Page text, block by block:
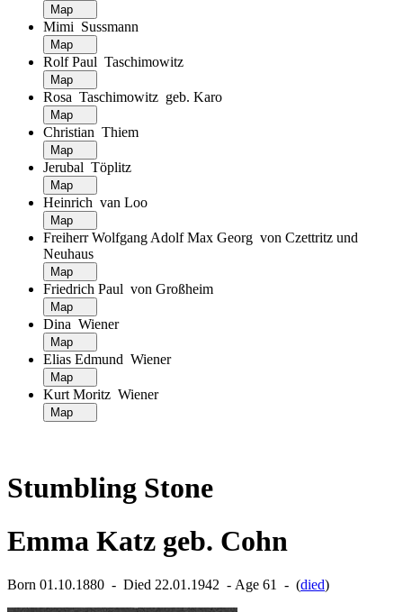
Mimi Sussmann
Rolf Paul Taschimowitz
Rosa Taschimowitz geb. Karo
Christian Thiem
Jerubal Töplitz
Heinrich van Loo
Freiherr Wolfgang Adolf Max Georg von Czettritz und
Neuhaus
Friedrich Paul von Großheim
Dina Wiener
Elias Edmund Wiener
Kurt Moritz Wiener
Stumbling Stone
Emma Katz geb. Cohn
Born 01.10.1880 ‐ Died 22.01.1942 ‐ Age 61 ‐ (died)